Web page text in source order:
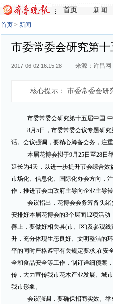
首页 新闻
首页 > 新闻
市委常委会研究第
2017-06-02 16:15:28 来源：许昌网
核心提示： 市委常委会研
市委常委会研究第十五届中国·
8月5日，市委常委会议专题研
话。会议强调，要精心筹备会务，注
本届花博会拟于9月25日至28日
延长为4天，以进一步提升节会综合效
市场化、信息化、国际化办会方向，
作，推进节会由政府主导向企业主导转
会议指出，花博会会务筹备头
安排好本届花博会的3个层面12项活
善上，要做好相关县(市、区)及参观
升，充分体现生态良好、文明整洁的
平的同时严格遵守有关规定要求;在安
全和食品安全等工作，制订详细预案
传，大力宣传我市花木产业发展、城
我市形象。
会议强调，要确保招商实效。